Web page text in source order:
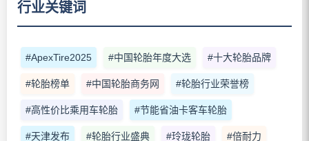
行业关键词
#ApexTire2025 #中国轮胎年度大选 #十大轮胎品牌
#轮胎榜单 #中国轮胎商务网 #轮胎行业荣誉榜
#高性价比乘用车轮胎 #节能省油卡客车轮胎
#天津发布 #轮胎行业盛典 #玲珑轮胎 #倍耐力